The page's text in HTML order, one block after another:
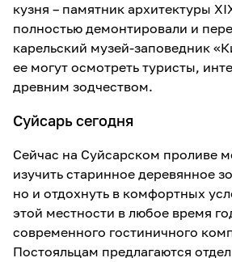
кузня – памятник архитектуры
полностью демонтировали и
карельский музей-заповедник
ее могут осмотреть туристы,
древним зодчеством.
Суйсарь сегодня
Сейчас на Суйсарском проливе
изучить старинное деревянное
но и отдохнуть в комфортных
этой местности в любое время
современного гостиничного
Постояльцам предлагаются